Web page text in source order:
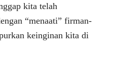
kita telah
“menaati” firman-
keinginan kita di